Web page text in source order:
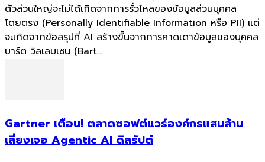
ตัวส่วนใหญ่จะไม่ได้เกิดจากการรั่วไหลของข้อมูลส่วนบุคคล
โดยตรง (Personally Identifiable Information หรือ PII) แต่
จะเกิดจากข้อสรุปที่ AI สร้างขึ้นจากการคาดเดาข้อมูลของบุคคล
บาร์ต วิลเลมเซน (Bart...
Gartner เตือน! ตลาดซอฟต์แวร์องค์กรแสนล้าน
เสี่ยงเจอ Agentic AI ดิสรัปต์